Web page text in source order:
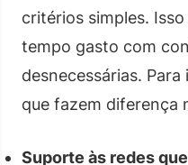
critérios simples.
tempo gasto com
desnecessárias.
que fazem diferença
Suporte às redes